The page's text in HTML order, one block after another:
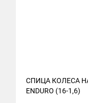
СПИЦА КОЛЕСА НА
ENDURO (16-1,6)